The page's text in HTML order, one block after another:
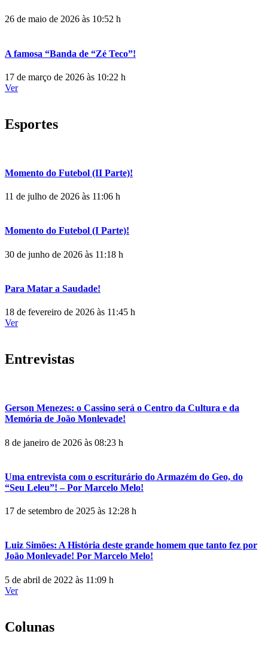
26 de maio de 2026 às 10:52 h
A famosa “Banda de “Zé Teco”!
17 de março de 2026 às 10:22 h
Ver
Esportes
Momento do Futebol (II Parte)!
11 de julho de 2026 às 11:06 h
Momento do Futebol (I Parte)!
30 de junho de 2026 às 11:18 h
Para Matar a Saudade!
18 de fevereiro de 2026 às 11:45 h
Ver
Entrevistas
Gerson Menezes: o Cassino será o Centro da Cultura e da
Memória de João Monlevade!
8 de janeiro de 2026 às 08:23 h
Uma entrevista com o escriturário do Armazém do Geo, do
“Seu Leleu”! – Por Marcelo Melo!
17 de setembro de 2025 às 12:28 h
Luiz Simões: A História deste grande homem que tanto fez por
João Monlevade! Por Marcelo Melo!
5 de abril de 2022 às 11:09 h
Ver
Colunas